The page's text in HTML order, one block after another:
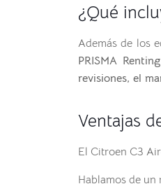
¿Qué
Además de los
PRISMA
revisiones, el
Ventajas
El Citroen C3
Hablamos de